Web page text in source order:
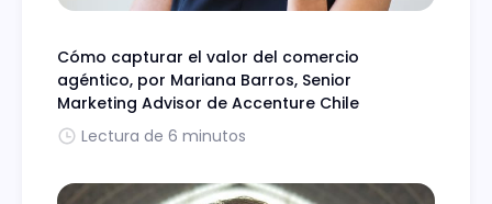
Cómo capturar el valor del comercio
agéntico, por Mariana Barros, Senior
Marketing Advisor de Accenture Chile
Lectura de 6 minutos